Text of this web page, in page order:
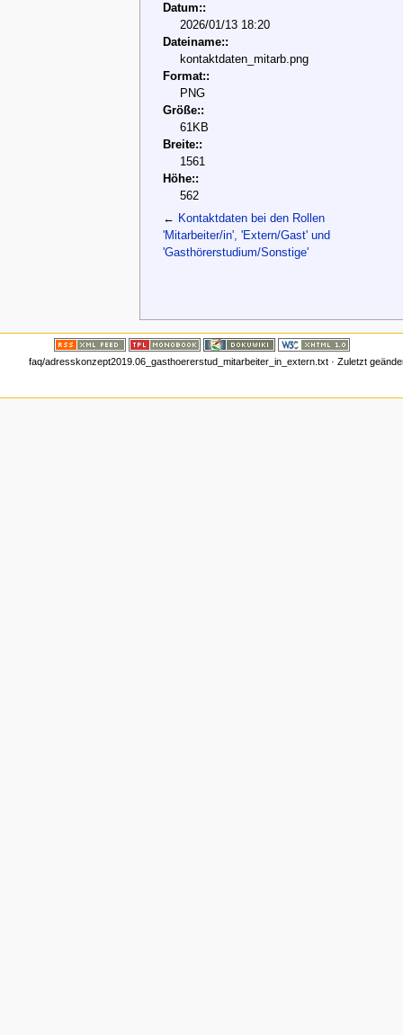
Datum::
2026/01/13 18:20
Dateiname::
kontaktdaten_mitarb.png
Format::
PNG
Größe::
61KB
Breite::
1561
Höhe::
562
← Kontaktdaten bei den Rollen
'Mitarbeiter/in', 'Extern/Gast' und
'Gasthörerstudium/Sonstige'
faq/adresskonzept2019.06_gasthoererstud_mitarbeiter_in_extern.txt· Zuletzt